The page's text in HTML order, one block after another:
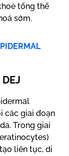
tổng thể
sớm.
các giai đoạn
Trong giai
liên tục, di